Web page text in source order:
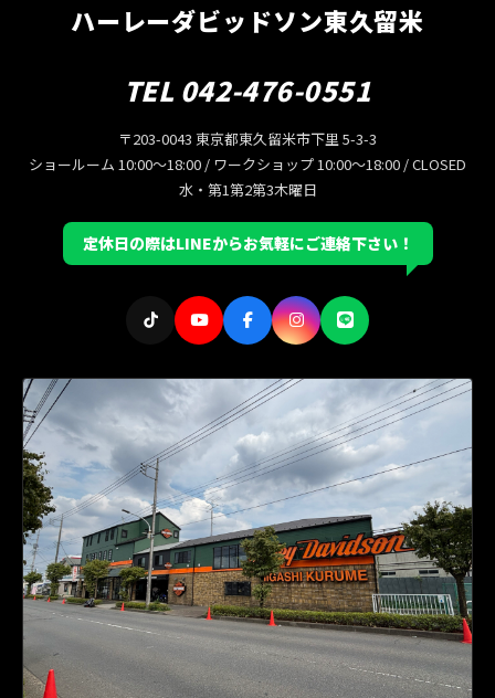
ハーレーダビッドソン東久留米
TEL 042-476-0551
〒203-0043 東京都東久留米市下里 5-3-3
ショールーム 10:00〜18:00 / ワークショップ 10:00〜18:00 / CLOSED
水・第1第2第3木曜日
定休日の際はLINEからお気軽にご連絡下さい！